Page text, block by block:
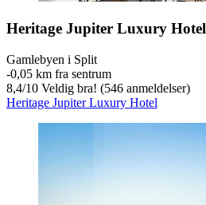
Heritage Jupiter Luxury Hotel
Gamlebyen i Split
‐0,05 km fra sentrum
8,4/10 Veldig bra! (546 anmeldelser)
Heritage Jupiter Luxury Hotel